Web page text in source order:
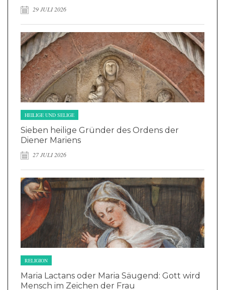
29 JULI 2026
HEILIGE UND SELIGE
Sieben heilige Gründer des Ordens der
Diener Mariens
27 JULI 2026
RELIGION
Maria Lactans oder Maria Säugend: Gott wird
Mensch im Zeichen der Frau